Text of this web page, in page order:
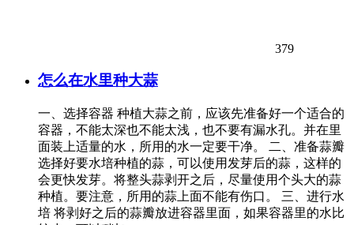
379
怎么在水里种大蒜
一、选择容器 种植大蒜之前，应该先准备好一个适合的
容器，不能太深也不能太浅，也不要有漏水孔。并在里
面装上适量的水，所用的水一定要干净。 二、准备蒜瓣
选择好要水培种植的蒜，可以使用发芽后的蒜，这样的
会更快发芽。将整头蒜剥开之后，尽量使用个头大的蒜
种植。要注意，所用的蒜上面不能有伤口。 三、进行水
培 将剥好之后的蒜瓣放进容器里面，如果容器里的水比